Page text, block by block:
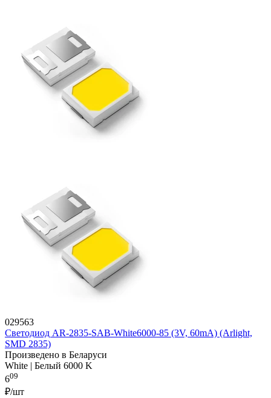
029563
Светодиод AR-2835-SAB-White6000-85 (3V, 60mA) (Arlight,
SMD 2835)
Произведено в Беларуси
White | Белый 6000 K
609
₽/шт